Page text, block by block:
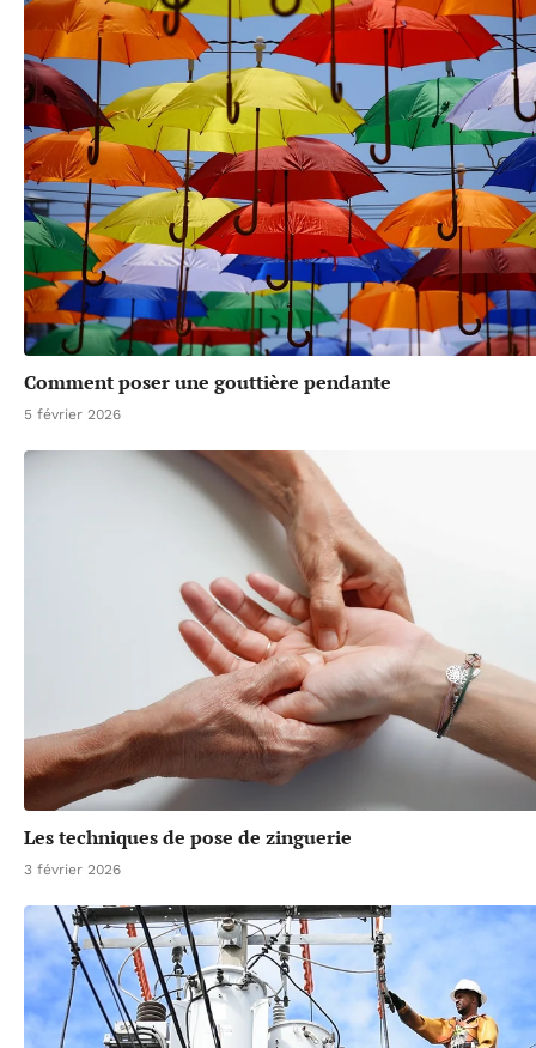
Comment poser une gouttière pendante
5 février 2026
Les techniques de pose de zinguerie
3 février 2026